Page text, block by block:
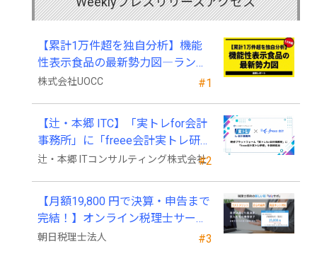
#1
【累計1万件超を独自分析】機能
性表示食品の最新勢力図―ランキ
ングと2025年4月以降の変化
株式会社UOCC
#2
【辻・本郷 ITC】「実トレfor会計
事務所」に「freee会計実トレ研
修」を新規追加
辻・本郷 ITコンサルティング株式会社
#3
【月額19,800 円で決算・申告まで
完結！】オンライン税理士サービ
ス「Wiz サポ」
朝日税理士法人